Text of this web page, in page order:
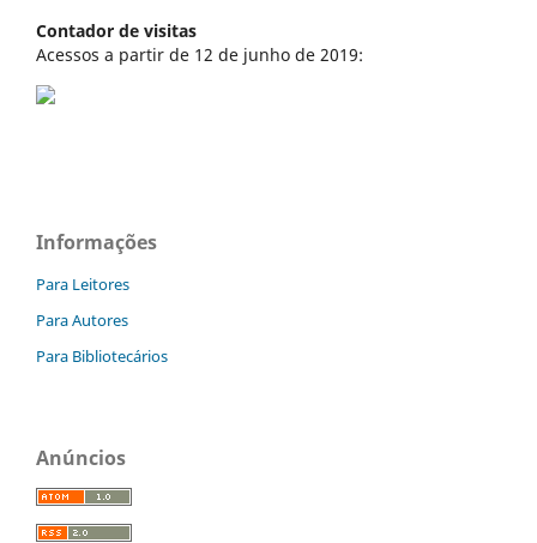
Contador de visitas
Acessos a partir de 12 de junho de 2019:
Informações
Para Leitores
Para Autores
Para Bibliotecários
Anúncios